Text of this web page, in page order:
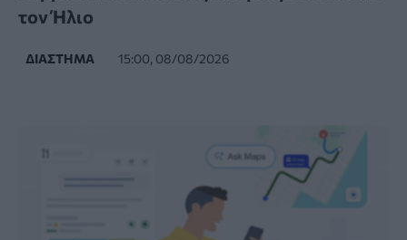
τον Ήλιο
ΔΙΆΣΤΗΜΑ 15:00, 08/08/2026